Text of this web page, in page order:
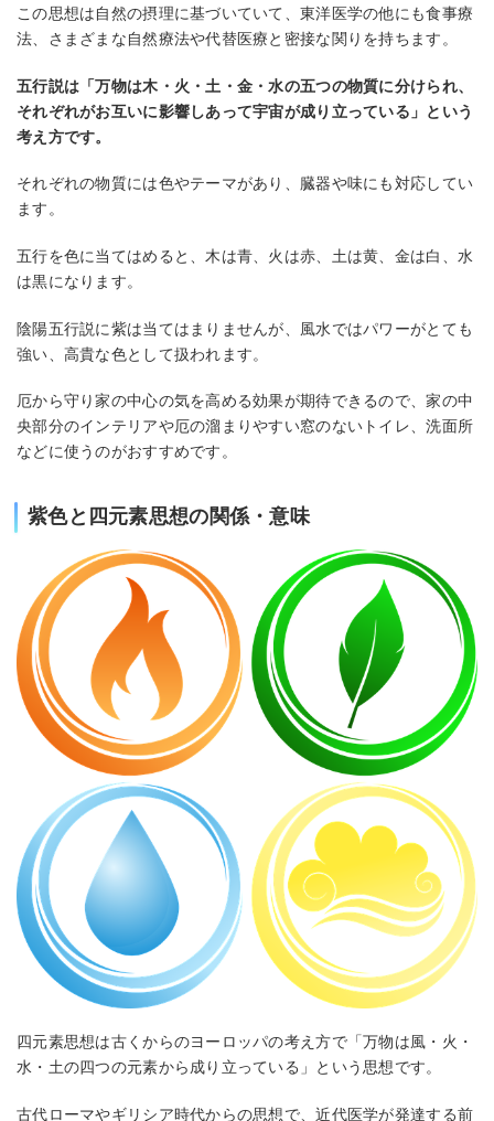
この思想は自然の摂理に基づいていて、東洋医学の他にも食事療
法、さまざまな自然療法や代替医療と密接な関りを持ちます。
五行説は「万物は木・火・土・金・水の五つの物質に分けられ、
それぞれがお互いに影響しあって宇宙が成り立っている」という
考え方です。
それぞれの物質には色やテーマがあり、臓器や味にも対応してい
ます。
五行を色に当てはめると、木は青、火は赤、土は黄、金は白、水
は黒になります。
陰陽五行説に紫は当てはまりませんが、風水ではパワーがとても
強い、高貴な色として扱われます。
厄から守り家の中心の気を高める効果が期待できるので、家の中
央部分のインテリアや厄の溜まりやすい窓のないトイレ、洗面所
などに使うのがおすすめです。
紫色と四元素思想の関係・意味
四元素思想は古くからのヨーロッパの考え方で「万物は風・火・
水・土の四つの元素から成り立っている」という思想です。
古代ローマやギリシア時代からの思想で、近代医学が発達する前